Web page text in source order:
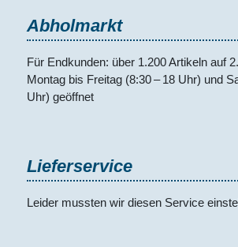
Abholmarkt
Für Endkunden: über 1.200 ­Artikeln auf
Montag bis Freitag (8:30 – 18 Uhr) und
Uhr) ­geöffnet
Lieferservice
Leider mussten wir diesen Service